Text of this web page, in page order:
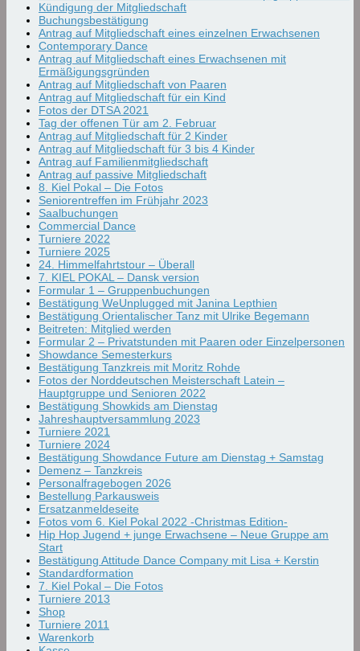
Kündigung der Mitgliedschaft
Buchungsbestätigung
Antrag auf Mitgliedschaft eines einzelnen Erwachsenen
Contemporary Dance
Antrag auf Mitgliedschaft eines Erwachsenen mit
Ermäßigungsgründen
Antrag auf Mitgliedschaft von Paaren
Antrag auf Mitgliedschaft für ein Kind
Fotos der DTSA 2021
Tag der offenen Tür am 2. Februar
Antrag auf Mitgliedschaft für 2 Kinder
Antrag auf Mitgliedschaft für 3 bis 4 Kinder
Antrag auf Familienmitgliedschaft
Antrag auf passive Mitgliedschaft
8. Kiel Pokal – Die Fotos
Seniorentreffen im Frühjahr 2023
Saalbuchungen
Commercial Dance
Turniere 2022
Turniere 2025
24. Himmelfahrtstour – Überall
7. KIEL POKAL – Dansk version
Formular 1 – Gruppenbuchungen
Bestätigung WeUnplugged mit Janina Lepthien
Bestätigung Orientalischer Tanz mit Ulrike Begemann
Beitreten: Mitglied werden
Formular 2 – Privatstunden mit Paaren oder Einzelpersonen
Showdance Semesterkurs
Bestätigung Tanzkreis mit Moritz Rohde
Fotos der Norddeutschen Meisterschaft Latein –
Hauptgruppe und Senioren 2022
Bestätigung Showkids am Dienstag
Jahreshauptversammlung 2023
Turniere 2021
Turniere 2024
Bestätigung Showdance Future am Dienstag + Samstag
Demenz – Tanzkreis
Personalfragebogen 2026
Bestellung Parkausweis
Ersatzanmeldeseite
Fotos vom 6. Kiel Pokal 2022 -Christmas Edition-
Hip Hop Jugend + junge Erwachsene – Neue Gruppe am
Start
Bestätigung Attitude Dance Company mit Lisa + Kerstin
Standardformation
7. Kiel Pokal – Die Fotos
Turniere 2013
Shop
Turniere 2011
Warenkorb